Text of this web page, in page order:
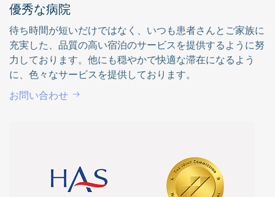
優秀な病院
待ち時間が短いだけではなく、いつも患者さんとご家族に
充実した、品質の高い宿泊のサービスを提供するように努
力しております。他にも穏やかで快適な滞在になるよう
に、色々なサービスを提供しております。
お問い合わせ